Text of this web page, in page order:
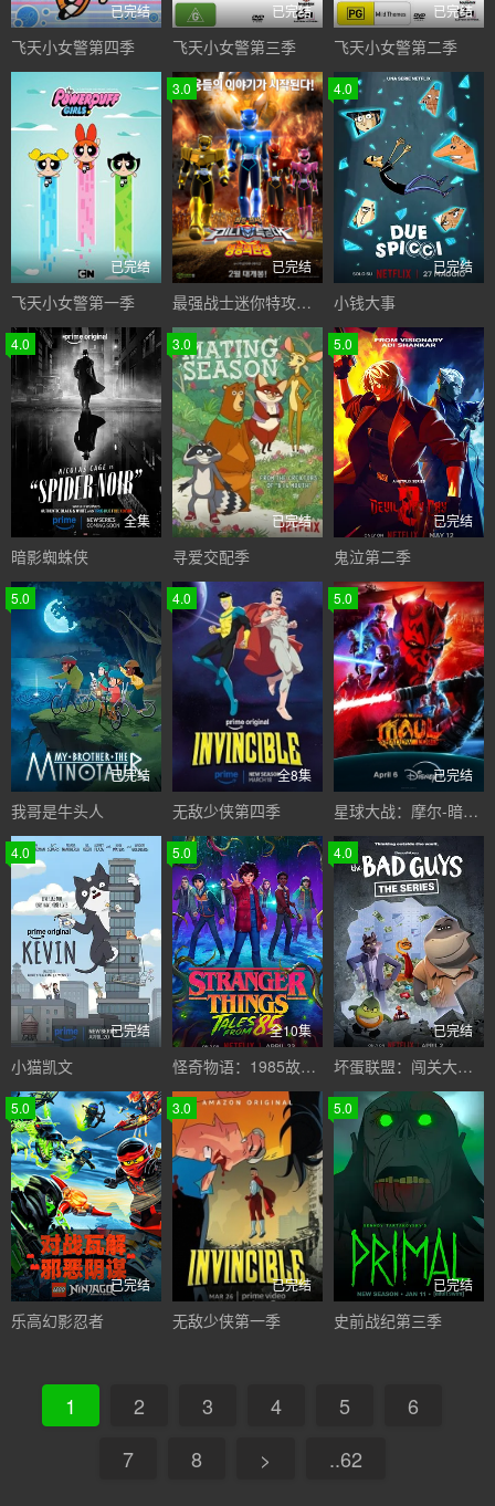
已完结
飞天小女警第四季
已完结
飞天小女警第三季
已完结
飞天小女警第二季
已完结
飞天小女警第一季
3.0
已完结
最强战士迷你特攻队：英雄的诞生
4.0
已完结
小钱大事
4.0
全集
暗影蜘蛛侠
3.0
已完结
寻爱交配季
5.0
已完结
鬼泣第二季
5.0
已完结
我哥是牛头人
4.0
全8集
无敌少侠第四季
5.0
已完结
星球大战：摩尔-暗影之王
4.0
已完结
小猫凯文
5.0
全10集
怪奇物语：1985故事集
4.0
已完结
坏蛋联盟：闯关大行动第二季
5.0
已完结
乐高幻影忍者
3.0
已完结
无敌少侠第一季
5.0
已完结
史前战纪第三季
1 2 3 4 5
6
7
8 > ..62